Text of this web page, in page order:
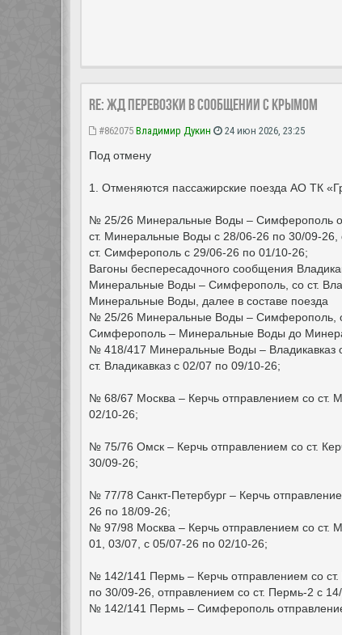
Re: ЖД перевозки в сообщении с Крымом
#862075 Владимир Дукин 24 июн 2026, 23:25
Под отмену
1. Отменяются пассажирские поезда АО ТК
№ 25/26 Минеральные Воды – Симферополь
ст. Минеральные Воды с 28/06-26 по 30/09-26,
ст. Симферополь с 29/06-26 по 01/10-26;
Вагоны беспересадочного сообщения
Минеральные Воды – Симферополь, со ст.
Минеральные Воды, далее в составе поезда
№ 25/26 Минеральные Воды – Симферополь,
Симферополь – Минеральные Воды до
№ 418/417 Минеральные Воды – Владикавказ
ст. Владикавказ с 02/07 по 09/10-26;
№ 68/67 Москва – Керчь отправлением со ст.
02/10-26;
№ 75/76 Омск – Керчь отправлением со ст.
30/09-26;
№ 77/78 Санкт-Петербург – Керчь
26 по 18/09-26;
№ 97/98 Москва – Керчь отправлением со ст.
01, 03/07, с 05/07-26 по 02/10-26;
№ 142/141 Пермь – Керчь отправлением со
по 30/09-26, отправлением со ст. Пермь-2 с
№ 142/141 Пермь – Симферополь